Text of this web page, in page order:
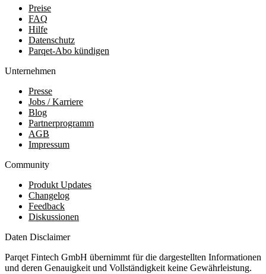
Preise
FAQ
Hilfe
Datenschutz
Parqet-Abo kündigen
Unternehmen
Presse
Jobs / Karriere
Blog
Partnerprogramm
AGB
Impressum
Community
Produkt Updates
Changelog
Feedback
Diskussionen
Daten Disclaimer
Parqet Fintech GmbH übernimmt für die dargestellten Informationen
und deren Genauigkeit und Vollständigkeit keine Gewährleistung.